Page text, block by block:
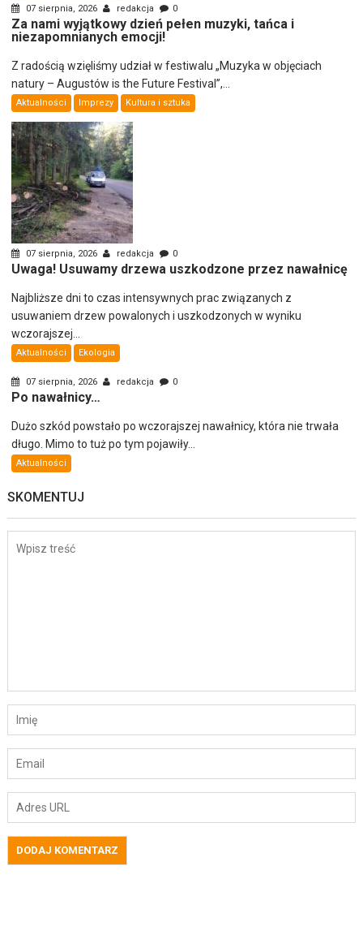
07 sierpnia, 2026 redakcja 0
Za nami wyjątkowy dzień pełen muzyki, tańca i
niezapomnianych emocji!
Z radością wzięliśmy udział w festiwalu „Muzyka w objęciach
natury – Augustów is the Future Festival”,...
Aktualności Imprezy Kultura i sztuka
07 sierpnia, 2026 redakcja 0
Uwaga! Usuwamy drzewa uszkodzone przez nawałnicę
Najbliższe dni to czas intensywnych prac związanych z
usuwaniem drzew powalonych i uszkodzonych w wyniku
wczorajszej...
Aktualności Ekologia
07 sierpnia, 2026 redakcja 0
Po nawałnicy…
Dużo szkód powstało po wczorajszej nawałnicy, która nie trwała
długo. Mimo to tuż po tym pojawiły...
Aktualności
SKOMENTUJ